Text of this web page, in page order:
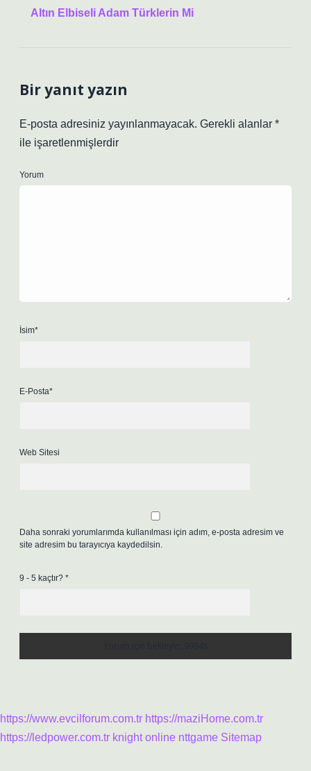
Altın Elbiseli Adam Türklerin Mi
Bir yanıt yazın
E-posta adresiniz yayınlanmayacak. Gerekli alanlar *
ile işaretlenmişlerdir
Yorum
İsim*
E-Posta*
Web Sitesi
Daha sonraki yorumlarımda kullanılması için adım, e-posta adresim ve
site adresim bu tarayıcıya kaydedilsin.
9 - 5 kaçtır? *
https://www.evcilforum.com.tr https://maziHome.com.tr
https://ledpower.com.tr knight online nttgame Sitemap